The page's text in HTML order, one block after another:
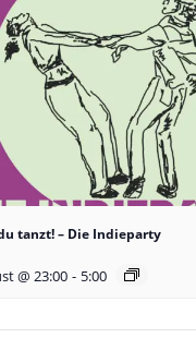
tanzt! – Die Indieparty
@ 23:00 - 5:00